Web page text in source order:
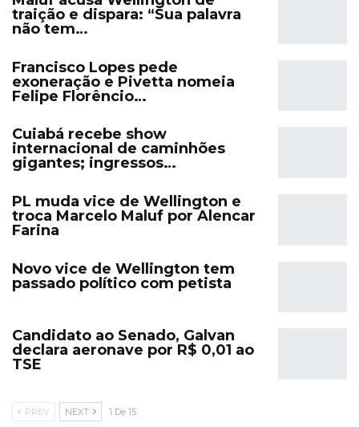
traição e dispara: “Sua palavra
não tem…
Francisco Lopes pede
exoneração e Pivetta nomeia
Felipe Florêncio…
Cuiabá recebe show
internacional de caminhões
gigantes; ingressos…
PL muda vice de Wellington e
troca Marcelo Maluf por Alencar
Farina
Novo vice de Wellington tem
passado político com petista
Candidato ao Senado, Galvan
declara aeronave por R$ 0,01 ao
TSE
PREV NEXT 1 De 15